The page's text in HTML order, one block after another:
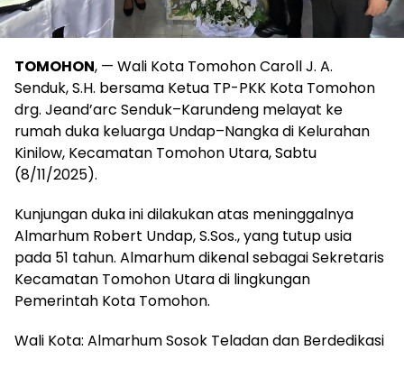
TOMOHON, — Wali Kota Tomohon Caroll J. A.
Senduk, S.H. bersama Ketua TP-PKK Kota Tomohon
drg. Jeand’arc Senduk–Karundeng melayat ke
rumah duka keluarga Undap–Nangka di Kelurahan
Kinilow, Kecamatan Tomohon Utara, Sabtu
(8/11/2025).
Kunjungan duka ini dilakukan atas meninggalnya
Almarhum Robert Undap, S.Sos., yang tutup usia
pada 51 tahun. Almarhum dikenal sebagai Sekretaris
Kecamatan Tomohon Utara di lingkungan
Pemerintah Kota Tomohon.
Wali Kota: Almarhum Sosok Teladan dan Berdedikasi